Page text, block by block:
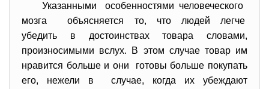
Указанными особенностями человеческого
мозга объясняется то, что людей легче
убедить в достоинствах товара словами,
произносимыми вслух. В этом случае товар им
нравится больше и они готовы больше покупать
его, нежели в случае, когда их убеждают